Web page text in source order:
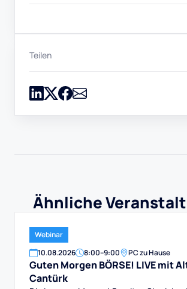
Teilen
Ähnliche
Webinar
10.08.2026 8:00–9:00 PC zu Hause
Guten Morgen BÖRSE! LIVE mit
Cantürk